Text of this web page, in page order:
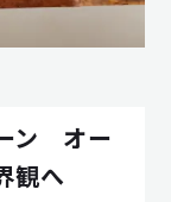
ン オー
観へ